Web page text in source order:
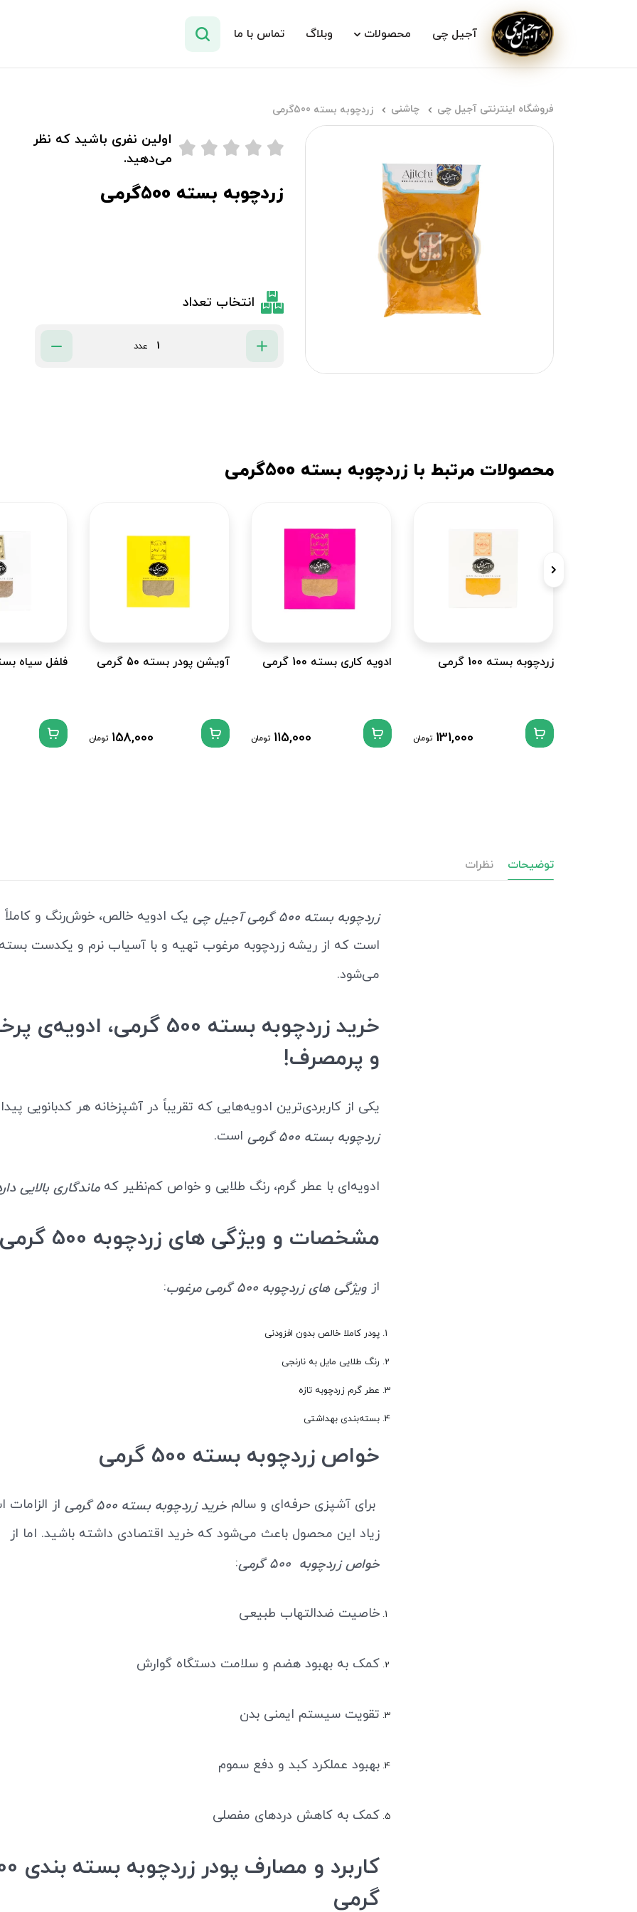
آجیل چی محصولات وبلاگ تماس با ما
فروشگاه اینترنتی آجیل چی چاشنی زردچوبه بسته 500گرمی
اولین نفری باشید که نظر
می‌دهید.
زردچوبه بسته 500گرمی
انتخاب تعداد
عدد
محصولات مرتبط با زردچوبه بسته 500گرمی
زردچوبه بسته 100 گرمی
131,000 تومان
ادویه کاری بسته 100 گرمی
115,000 تومان
آویشن پودر بسته 50 گرمی
158,000 تومان
فلفل سیاه بسته 100
توضیحات نظرات
زردچوبه بسته 500 گرمی آجیل چی
یک ادویه خالص، خوش‌رنگ و کاملاً
است که از ریشه زردچوبه مرغوب تهیه و با آسیاب نرم و یکدست
می‌شود.
خرید زردچوبه بسته 500 گرمی،
و پرمصرف!
یکی از کاربردی‌ترین ادویه‌هایی‌ که تقریباً در آشپزخانه هر کدبانویی
زردچوبه بسته 500 گرمی
است.
ادویه‌ای با عطر گرم، رنگ طلایی و خواص کم‌نظیر کهماندگاری بالایی
مشخصات و ویژگی های زردچوبه 500 گرمی
از ویژگی های زردچوبه 500 گرمی مرغوب :
پودر کاملا خالص بدون افزودنی
رنگ طلایی مایل به نارنجی
عطر گرم زردچوبه تازه
بسته‌بندی بهداشتی
خواص زردچوبه بسته 500 گرمی
برای آشپزی حرفه‌ای و سالم خرید زردچوبه بسته 500 گرمی
از
زیاد این محصول باعث می‌شود که خرید اقتصادی داشته باشید. اما از
خواص زردچوبه 500 گرمی
:
خاصیت ضدالتهاب طبیعی
کمک به بهبود هضم و سلامت دستگاه گوارش
تقویت سیستم ایمنی بدن
بهبود عملکرد کبد و دفع سموم
کمک به کاهش دردهای مفصلی
کاربرد و
گرمی